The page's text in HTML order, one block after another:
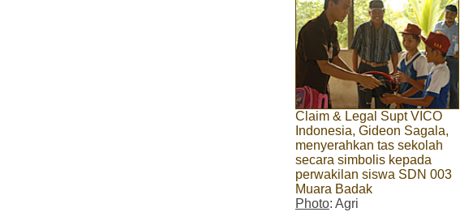
Claim & Legal Supt VICO
Indonesia, Gideon Sagala,
menyerahkan tas sekolah
secara simbolis kepada
perwakilan siswa SDN 003
Muara Badak
Photo: Agri